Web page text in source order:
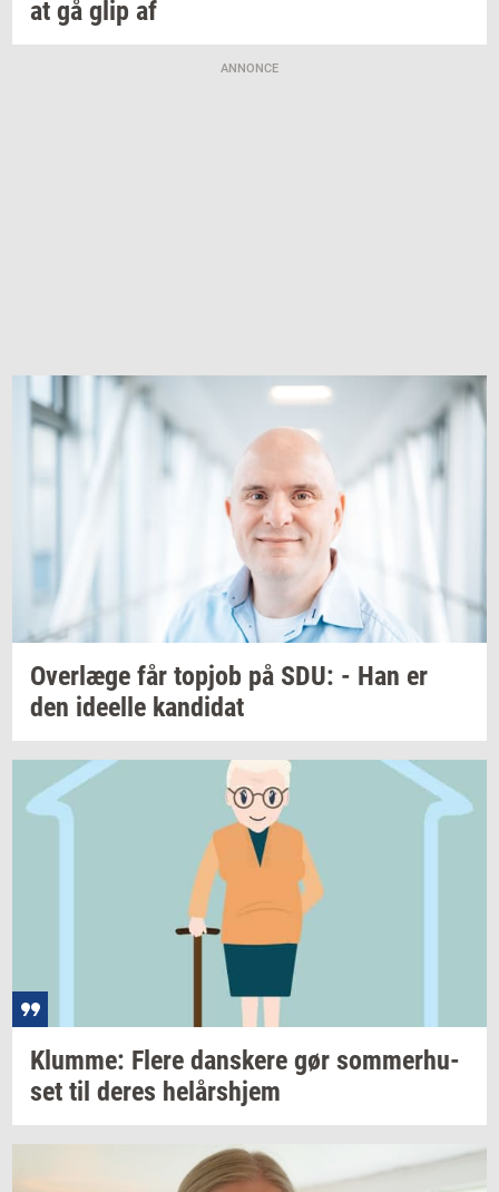
at gå glip af
ANNONCE
Over­læ­ge får topjob på SDU: - Han er
den ide­el­le kan­di­dat
Klum­me: Flere dan­ske­re gør som­mer­hu­
set til deres helårs­hjem